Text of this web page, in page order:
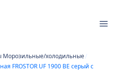
Морозильные/холодильные/
FROSTOR UF 1900 ВЕ серый с